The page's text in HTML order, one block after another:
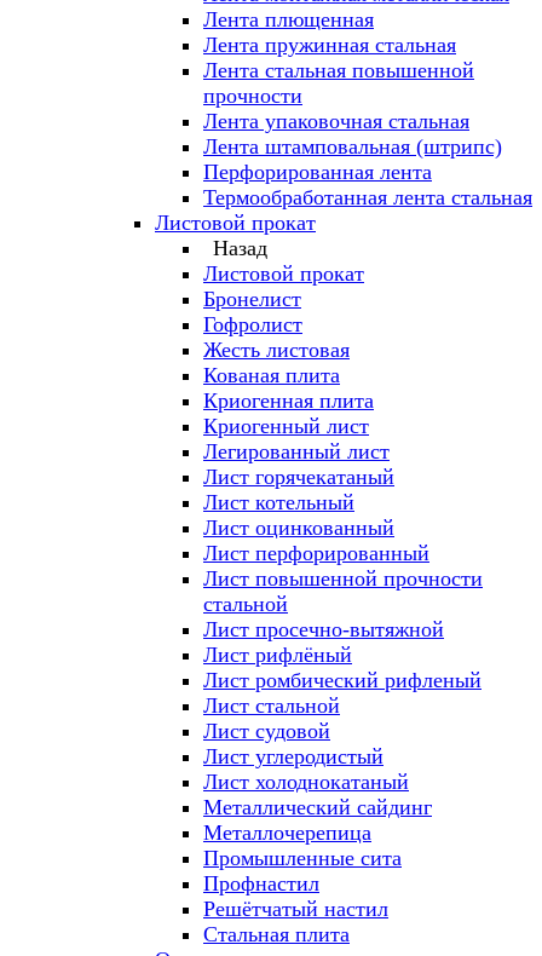
Лента плющенная
Лента пружинная стальная
Лента стальная повышенной
прочности
Лента упаковочная стальная
Лента штамповальная (штрипс)
Перфорированная лента
Термообработанная лента стальная
Листовой прокат
Назад
Листовой прокат
Бронелист
Гофролист
Жесть листовая
Кованая плита
Криогенная плита
Криогенный лист
Легированный лист
Лист горячекатаный
Лист котельный
Лист оцинкованный
Лист перфорированный
Лист повышенной прочности
стальной
Лист просечно-вытяжной
Лист рифлёный
Лист ромбический рифленый
Лист стальной
Лист судовой
Лист углеродистый
Лист холоднокатаный
Металлический сайдинг
Металлочерепица
Промышленные сита
Профнастил
Решётчатый настил
Стальная плита